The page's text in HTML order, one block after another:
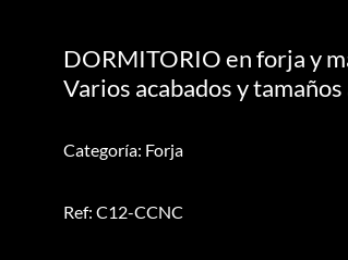
DORMITORIO en forja y
Varios acabados y
Categoría: Forja
Ref: C12-CCNC